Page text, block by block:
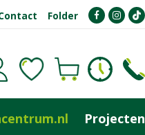
Folder
Projecten